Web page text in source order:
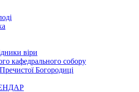
віри
кафедрального собору
Богородиці